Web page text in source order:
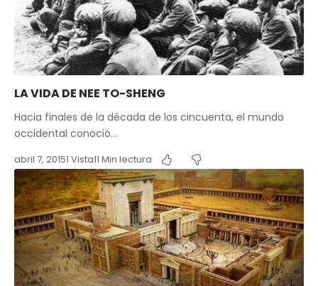
LA VIDA DE NEE TO-SHENG
Hacia finales de la década de los cincuenta, el mundo
occidental conoció…
abril 7, 20151 Vista11 Min lectura